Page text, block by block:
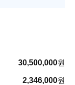
30,500,000원
2,346,000원